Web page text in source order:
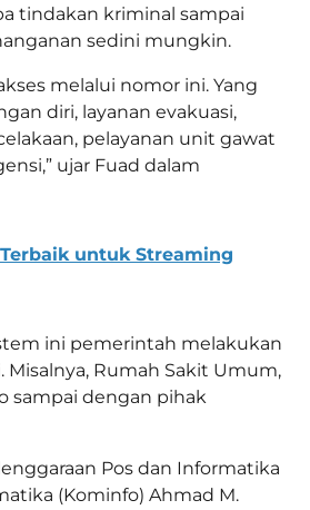
tindakan kriminal sampai
sedini mungkin.
melalui nomor ini. Yang
diri, layanan evakuasi,
pelayanan unit gawat
ujar Fuad dalam
untuk Streaming
ini pemerintah melakukan
Rumah Sakit Umum,
sampai dengan pihak
Pos dan Informatika
(Kominfo) Ahmad M.